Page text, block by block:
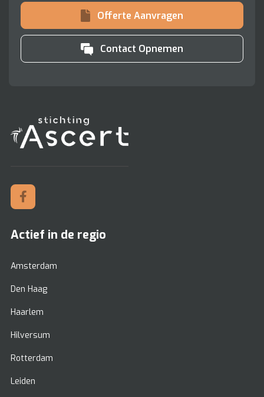
Offerte Aanvragen
Contact Opnemen
Actief in de regio
Amsterdam
Den Haag
Haarlem
Hilversum
Rotterdam
Leiden